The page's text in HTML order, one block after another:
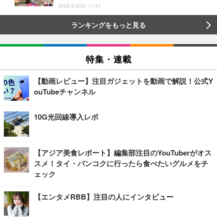
2026.8.9(日) 17:47
ランキングをもっと見る
特集・連載
【動画レビュー】注目ガジェットを動画で解説！公式Y
ouTubeチャンネル
10G光回線導入レポ
【アジア美食レポート】編集部注目のYouTuberがオス
スメ！タイ・バンコクに行ったら食べたいグルメをチ
ェック
【エンタメRBB】注目の人にインタビュー